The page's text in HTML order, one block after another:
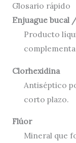
Glosario rápido
Enjuague bucal
Producto
Clorhexidina
Antiséptico
corto plazo.
Flúor
Mineral que